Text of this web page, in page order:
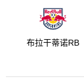
布拉干蒂诺RB